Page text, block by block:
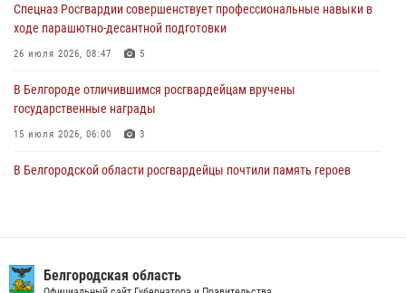
06 августа 2026, 06:54 3
Офицеры Росгвардии и ветераны войск правопорядка почтили
05 августа 2026, 17:12 2
Спецназ Росгвардии совершенствует профессиональные навыки в
ходе парашютно-десантной подготовки
26 июля 2026, 08:47 5
В Белгороде отличившимся росгвардейцам вручены
государственные награды
15 июля 2026, 06:00 3
В Белгородской области росгвардейцы почтили память героев
беседу по профилактике аварийности
Белгородская область